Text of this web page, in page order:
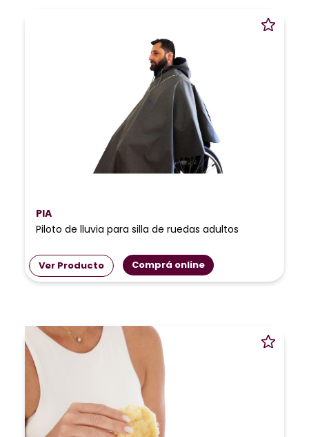
PIA
Piloto de lluvia para silla de ruedas adultos
Ver Producto Comprá online